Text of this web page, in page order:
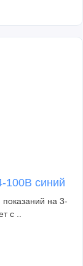
100В синий
на 3-
с ..